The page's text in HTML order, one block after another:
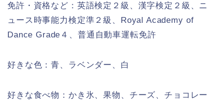
免許・資格など：英語検定２級、漢字検定２級、ニ
ュース時事能力検定準２級、Royal Academy of
Dance Grade４、普通自動車運転免許
好きな色：青、ラベンダー、白
好きな食べ物：かき氷、果物、チーズ、チョコレー